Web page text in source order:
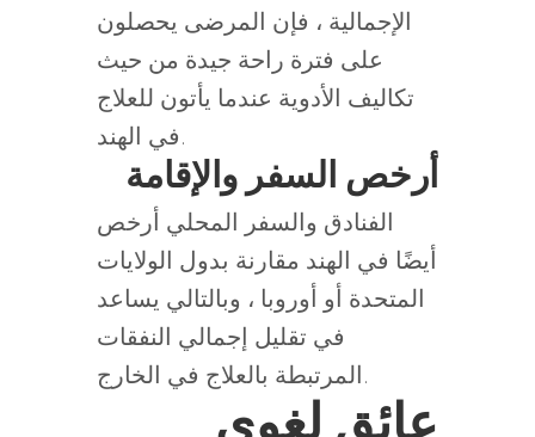
الإجمالية ، فإن المرضى يحصلون
على فترة راحة جيدة من حيث
تكاليف الأدوية عندما يأتون للعلاج
في الهند.
أرخص السفر والإقامة
الفنادق والسفر المحلي أرخص
أيضًا في الهند مقارنة بدول الولايات
المتحدة أو أوروبا ، وبالتالي يساعد
في تقليل إجمالي النفقات
المرتبطة بالعلاج في الخارج.
عائق لغوي